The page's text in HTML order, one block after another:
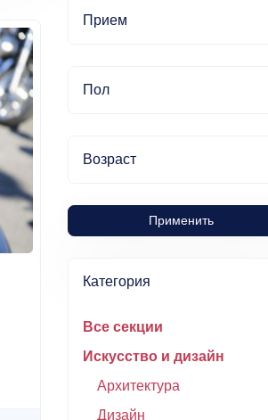
Прием
Пол
Возраст
Применить
Категория
Все секции
Искусство и дизайн
Архитектура
Дизайн